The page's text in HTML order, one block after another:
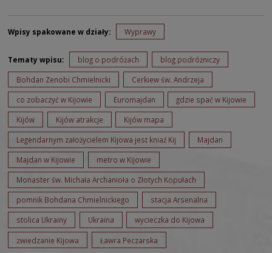
Wpisy spakowane w działy: Wyprawy
Tematy wpisu: blog o podróżach blog podróżniczy
Bohdan Zenobi Chmielnicki Cerkiew św. Andrzeja
co zobaczyć w Kijowie Euromajdan gdzie spać w Kijowie
Kijów Kijów atrakcje Kijów mapa
Legendarnym założycielem Kijowa jest kniaź Kij Majdan
Majdan w Kijowie metro w Kijowie
Monaster św. Michała Archanioła o Złotych Kopułach
pomnik Bohdana Chmielnickiego stacja Arsenalna
stolica Ukrainy Ukraina wycieczka do Kijowa
zwiedzanie Kijowa Ławra Peczarska